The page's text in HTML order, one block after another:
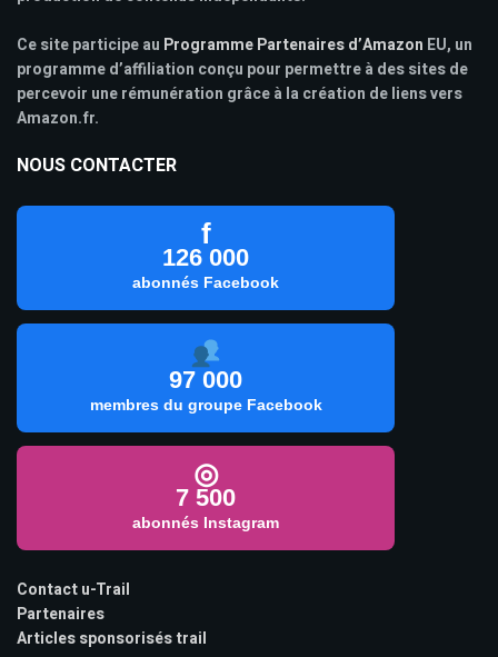
Ce site participe au Programme Partenaires d’Amazon EU, un
programme d’affiliation conçu pour permettre à des sites de
percevoir une rémunération grâce à la création de liens vers
Amazon.fr.
NOUS CONTACTER
f
126 000
abonnés Facebook
97 000
membres du groupe Facebook
◎
7 500
abonnés Instagram
Contact u-Trail
Partenaires
Articles sponsorisés trail